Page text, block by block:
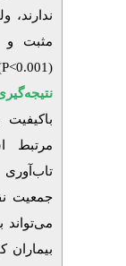
ندارند،
مثبت و
(0.001
>P).
باکیفیت
مرتبط
جمعیت
بیماران